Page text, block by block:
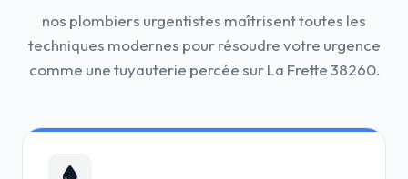
nos plombiers urgentistes maîtrisent toutes les
techniques modernes pour résoudre votre urgence
comme une tuyauterie percée sur La Frette 38260.